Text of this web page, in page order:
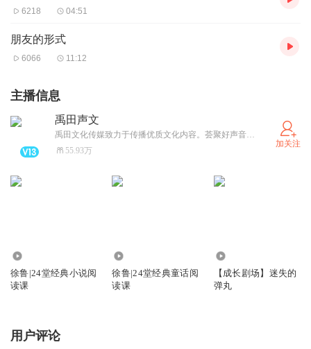
6218 04:51
朋友的形式
6066 11:12
主播信息
禹田声文
禹田文化传媒致力于传播优质文化内容。荟聚好声音，分享好内容！
55.93万
加关注
徐鲁|24堂经典小说阅
读课
徐鲁|24堂经典童话阅
读课
【成长剧场】迷失的
弹丸
用户评论